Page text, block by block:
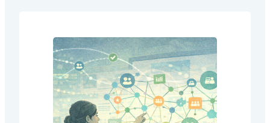
entonces pienso: ¿cuándo acaba…